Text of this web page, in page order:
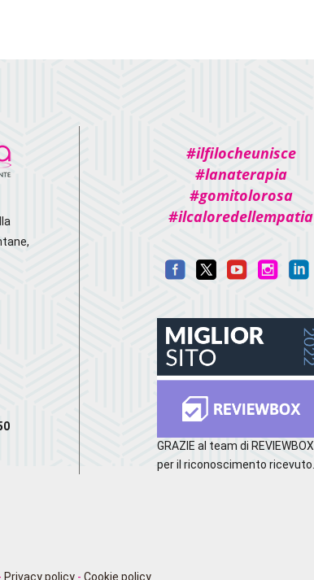
#ilfilocheunisce
#lanaterapia
#gomitolorosa
#ilcaloredellempatia
GRAZIE al team di REVIEWBOX
per il riconoscimento ricevuto.
Privacy policy - Cookie policy